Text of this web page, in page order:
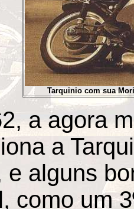
Tarquinio com sua
a agora
a
e alguns
como um